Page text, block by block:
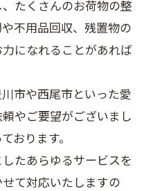
たくさんのお荷物の整
不用品回収、残置物の
になれることがあれば
市や西尾市といった愛
やご要望がございまし
おります。
たあらゆるサービスを
て対応いたしますの